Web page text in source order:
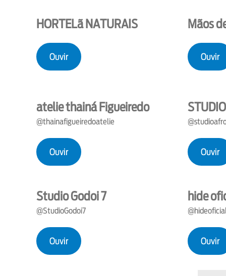
HORTELã NATURAIS
Ouvir
Mãos
Ouvir
atelie thainá Figueiredo
@thainafigueiredoatelie
Ouvir Ouvir
Studio Godoi 7
@StudioGodoi7
Ouvir
hide
Ouvir